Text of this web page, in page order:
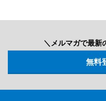
＼メルマガで最新